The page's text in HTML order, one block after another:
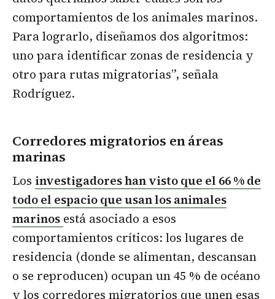
comportamientos de los animales marinos.
Para lograrlo, diseñamos dos algoritmos:
uno para identificar zonas de residencia y
otro para rutas migratorias”, señala
Rodríguez.
Corredores migratorios en áreas
marinas
Los investigadores han visto que el 66 % de
todo el espacio que usan los animales
marinos está asociado a esos
comportamientos críticos: los lugares de
residencia (donde se alimentan, descansan
o se reproducen) ocupan un 45 % de océano
y los corredores migratorios que unen esas